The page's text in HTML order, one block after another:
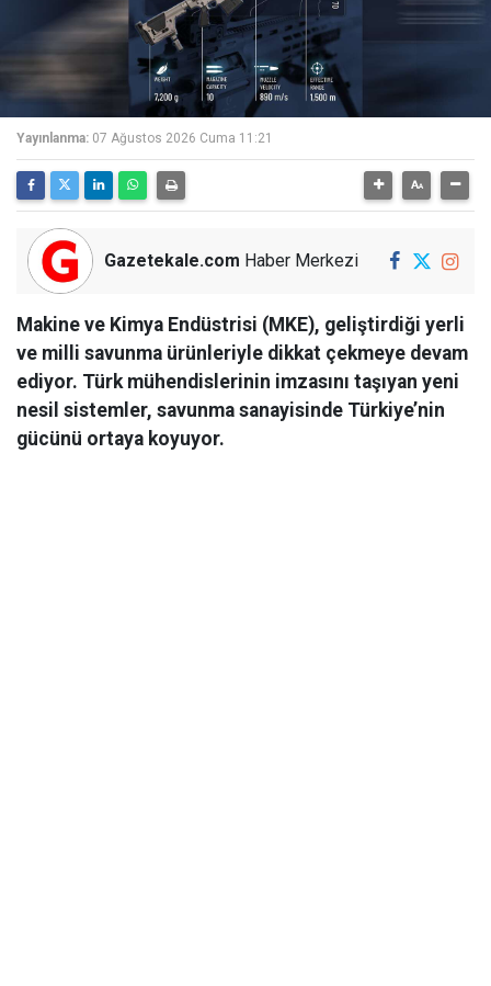
Yayınlanma: 07 Ağustos 2026 Cuma 11:21
Gazetekale.com Haber Merkezi
Makine ve Kimya Endüstrisi (MKE), geliştirdiği yerli
ve milli savunma ürünleriyle dikkat çekmeye devam
ediyor. Türk mühendislerinin imzasını taşıyan yeni
nesil sistemler, savunma sanayisinde Türkiye’nin
gücünü ortaya koyuyor.